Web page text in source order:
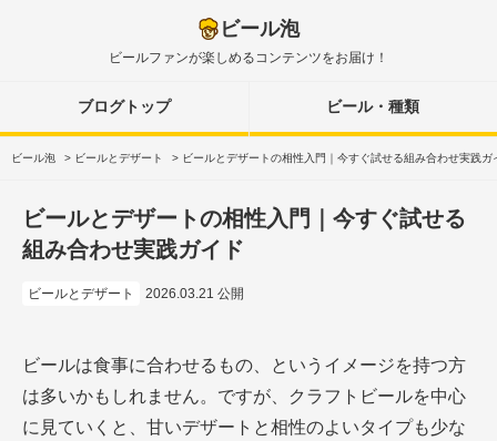
ビール泡
ビールファンが楽しめるコンテンツをお届け！
ブログトップ ビール・種類
ビール泡 > ビールとデザート > ビールとデザートの相性入門｜今すぐ試せる組み合わせ実践ガ
ビールとデザートの相性入門｜今すぐ試せる
組み合わせ実践ガイド
ビールとデザート 2026.03.21 公開
ビールは食事に合わせるもの、というイメージを持つ方
は多いかもしれません。ですが、クラフトビールを中心
に見ていくと、甘いデザートと相性のよいタイプも少な